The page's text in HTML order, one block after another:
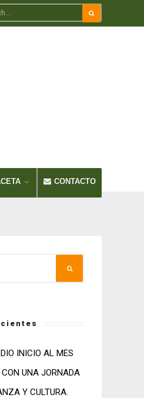
CONTACTO
INICIO AL MES
UNA JORNADA
Y CULTURA.